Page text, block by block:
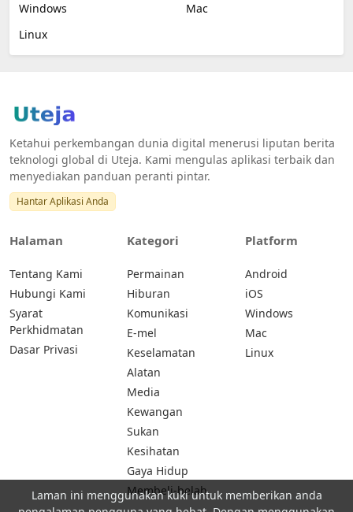
Windows
Mac
Linux
Ketahui perkembangan dunia digital menerusi liputan berita
teknologi global di Uteja. Kami mengulas aplikasi terbaik dan
menyediakan panduan peranti pintar.
Hantar Aplikasi Anda
Halaman
Tentang Kami
Hubungi Kami
Syarat
Perkhidmatan
Dasar Privasi
Kategori
Permainan
Hiburan
Komunikasi
E-mel
Keselamatan
Alatan
Media
Kewangan
Sukan
Kesihatan
Gaya Hidup
Membeli-belah
Platform
Android
iOS
Windows
Mac
Linux
Laman ini menggunakan kuki untuk memberikan anda